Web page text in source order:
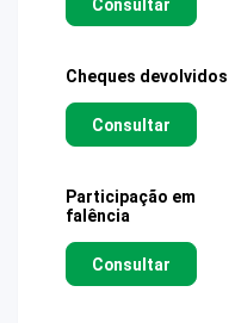
Consultar
Cheques devolvidos
Consultar
Participação em
falência
Consultar